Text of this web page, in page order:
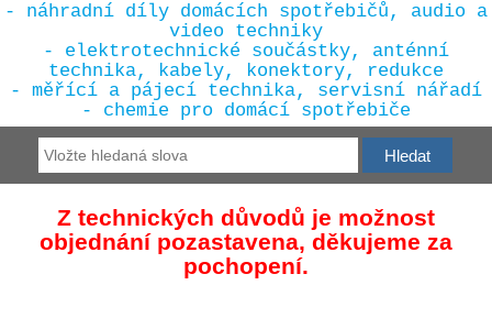
- náhradní díly domácích spotřebičů, audio a
video techniky
- elektrotechnické součástky, anténní
technika, kabely, konektory, redukce
- měřící a pájecí technika, servisní nářadí
- chemie pro domácí spotřebiče
Z technických důvodů je možnost
objednání pozastavena, děkujeme za
pochopení.